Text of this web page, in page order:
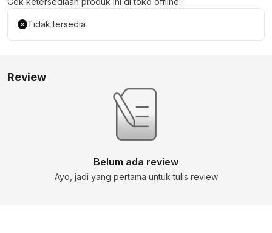
Tidak tersedia
Review
Belum ada review
Ayo, jadi yang pertama untuk tulis review